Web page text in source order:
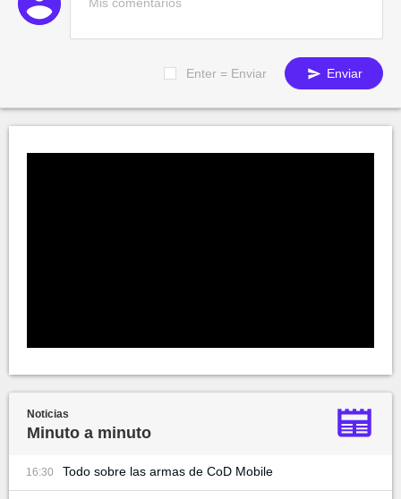
Enter = Enviar Enviar
Noticias
Minuto a minuto
16:30 Todo sobre las armas de CoD Mobile